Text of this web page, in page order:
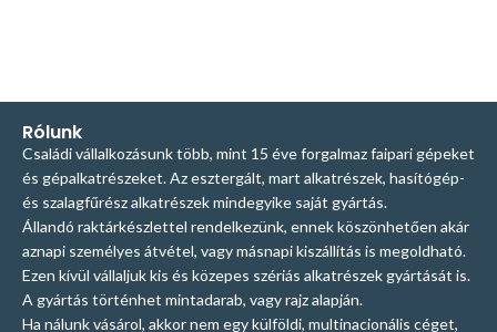
Rólunk
Családi vállalkozásunk több, mint 15 éve forgalmaz faipari gépeket
és gépalkatrészeket. Az esztergált, mart alkatrészek, hasítógép-
és szalagfűrész alkatrészek mindegyike saját gyártás.
Állandó raktárkészlettel rendelkezünk, ennek köszönhetően akár
aznapi személyes átvétel, vagy másnapi kiszállítás is megoldható.
Ezen kívül vállaljuk kis és közepes szériás alkatrészek gyártását is.
A gyártás történhet mintadarab, vagy rajz alapján.
Ha nálunk vásárol, akkor nem egy külföldi, multinacionális céget,